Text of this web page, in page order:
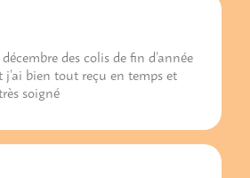
des colis de fin d’année
bien tout reçu en temps et
soigné